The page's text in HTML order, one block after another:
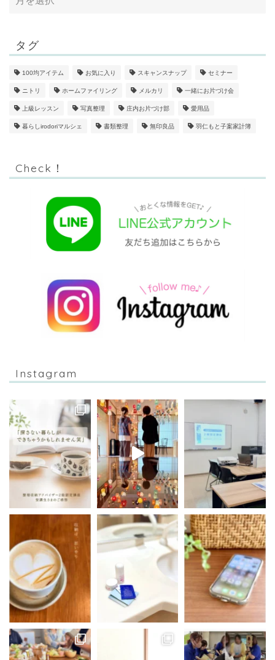
タグ
100均アイテム お気に入り スキャンスナップ セミナー
ニトリ ホームファイリング メルカリ 一緒にお片づけ会
上級レッスン 写真整理 庄内お片づけ部 愛用品
暮らしirodoriマルシェ 書類整理 無印良品 羽仁もと子案家計簿
Check！
Instagram